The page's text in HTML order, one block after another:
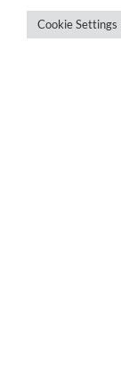
Cookie Settings